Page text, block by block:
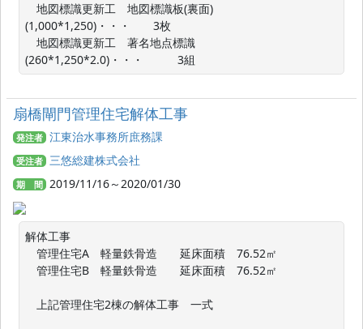
地図標識更新工　地図標識板(裏面)
(1,000*1,250)・・・　　3枚
地図標識更新工　著名地点標識
(260*1,250*2.0)・・・　　　3組
扇橋閘門管理住宅解体工事
発注者 江東治水事務所庶務課
受注者 三悠総建株式会社
期 間 2019/11/16～2020/01/30
解体工事
管理住宅A　軽量鉄骨造　　延床面積　76.52㎡
管理住宅B　軽量鉄骨造　　延床面積　76.52㎡
上記管理住宅2棟の解体工事　一式